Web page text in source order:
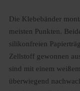
Die Klebebänder
meisten Punkten.
silikonfreien
Zellstoff gewonnen
sind mit einem
überwiegend